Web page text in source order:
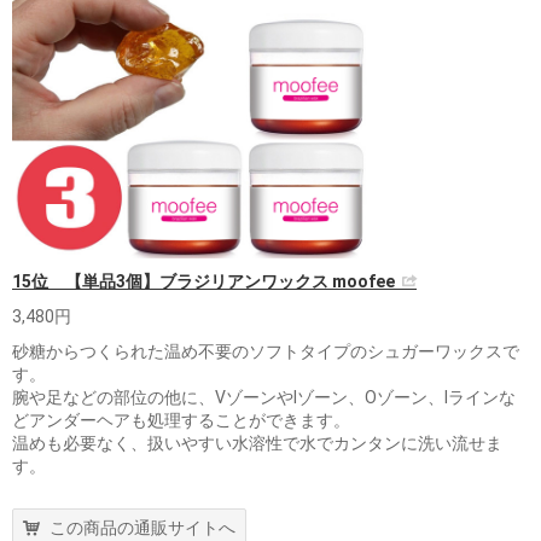
15位 【単品3個】ブラジリアンワックス moofee
3,480円
砂糖からつくられた温め不要のソフトタイプのシュガーワックスで
す。
腕や足などの部位の他に、VゾーンやIゾーン、Oゾーン、Iラインな
どアンダーヘアも処理することができます。
温めも必要なく、扱いやすい水溶性で水でカンタンに洗い流せま
す。
この商品の通販サイトへ